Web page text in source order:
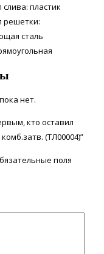
пластик
решетки:
сталь
нет.
кто оставил
(ТЛ00004)”
поля